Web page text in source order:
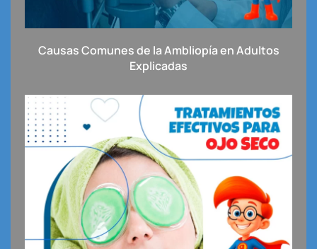
Causas Comunes de la Ambliopía en Adultos
Explicadas